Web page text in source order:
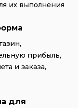
их выполнения
прибыль,
и заказа,
для